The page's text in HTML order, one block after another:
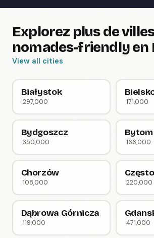
Explorez plus de
nomades-friendly en
View all cities
Białystok
297,000 171,000
Bydgoszcz
350,000
Bytom
166,000
Chorzów
108,000 220,000
Dąbrowa Górnicza
119,000 471,000